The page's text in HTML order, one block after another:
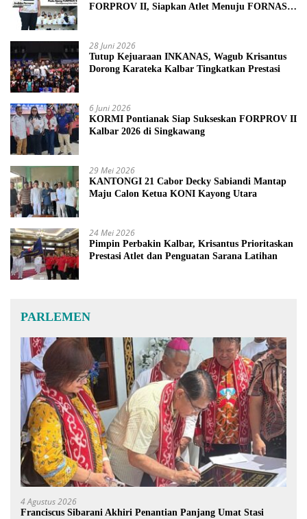
FORPROV II, Siapkan Atlet Menuju FORNAS
28 Juni 2026
Tutup Kejuaraan INKANAS, Wagub Krisantus
Dorong Karateka Kalbar Tingkatkan Prestasi
6 Juni 2026
KORMI Pontianak Siap Sukseskan FORPROV II
Kalbar 2026 di Singkawang
29 Mei 2026
KANTONGI 21 Cabor Decky Sabiandi Mantap
Maju Calon Ketua KONI Kayong Utara
24 Mei 2026
Pimpin Perbakin Kalbar, Krisantus Prioritaskan
Prestasi Atlet dan Penguatan Sarana Latihan
PARLEMEN
4 Agustus 2026
Franciscus Sibarani Akhiri Penantian Panjang Umat Stasi